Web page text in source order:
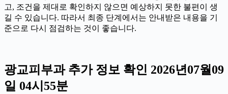
고, 조건을 제대로 확인하지 않으면 예상하지 못한 불편이 생
길 수 있습니다. 따라서 최종 단계에서는 안내받은 내용을 기
준으로 다시 점검하는 것이 좋습니다.
광교피부과 추가 정보 확인 2026년07월09
일 04시55분